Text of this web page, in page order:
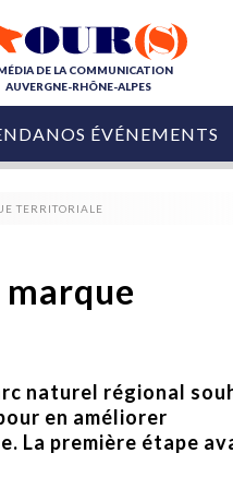
DE LA COMMUNICATION
AUVERGNE-RHÔNE-ALPES
29 JUILLET
mise sur la
digital
NOS ÉVÉNEMENTS
OURS DE LA COM
OURS DU DIGITAL
TERRITORIALE
marque
naturel régional
en améliorer
La première étape